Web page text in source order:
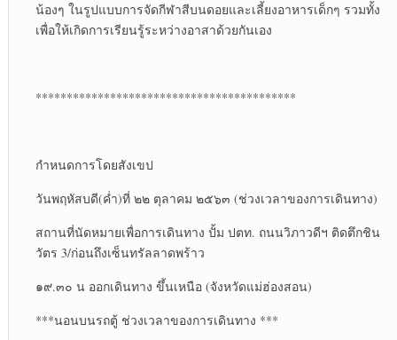
น้องๆ ในรูปแบบการจัดกีฬาสีบนดอยและเลี้ยงอาหารเด็กๆ รวมทั้ง
เพื่อให้เกิดการเรียนรู้ระหว่างอาสาด้วยกันเอง
******************************************
กำหนดการโดยสังเขป
วันพฤหัสบดี(ค่ำ)ที่ ๒๒ ตุลาคม ๒๕๖๓ (ช่วงเวลาของการเดินทาง)
สถานที่นัดหมายเพื่อการเดินทาง ปั้ม ปตท. ถนนวิภาวดีฯ ติดตึกชิน
วัตร 3/ก่อนถึงเซ็นทรัลลาดพร้าว
๑๙.๓๐ น ออกเดินทาง ขึ้นเหนือ (จังหวัดแม่ฮ่องสอน)
***นอนบนรถตู้ ช่วงเวลาของการเดินทาง ***